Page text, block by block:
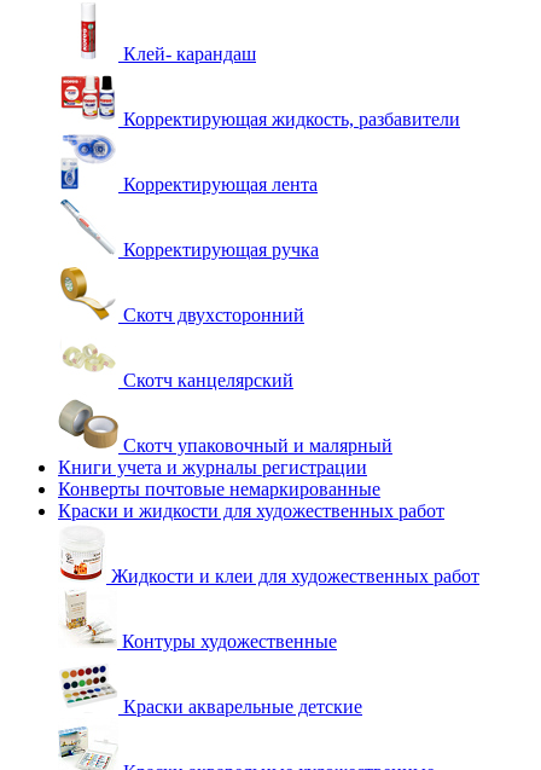
Клей- карандаш
Корректирующая жидкость, разбавители
Корректирующая лента
Корректирующая ручка
Скотч двухсторонний
Скотч канцелярский
Скотч упаковочный и малярный
Книги учета и журналы регистрации
Конверты почтовые немаркированные
Краски и жидкости для художественных работ
Жидкости и клеи для художественных работ
Контуры художественные
Краски акварельные детские